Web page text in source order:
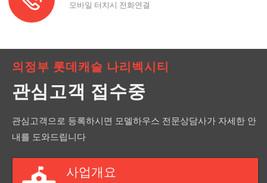
모바일 터치시 전화연결
의정부 롯데캐슬 나리벡시티
관심고객 접수중
관심고객으로 등록하시면 모델하우스 전문상담사가 자세한 안
내를 도와드립니다
사업개요